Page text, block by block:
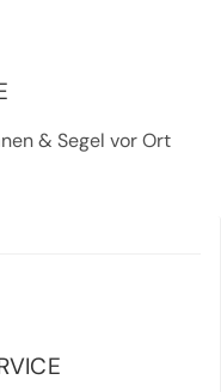
& Segel vor Ort